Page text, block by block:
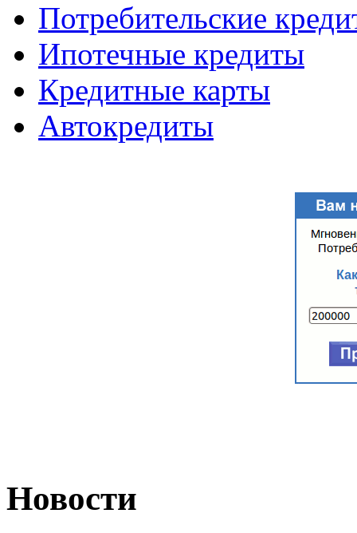
Потребительские
Ипотечные кредиты
Кредитные карты
Автокредиты
Новости